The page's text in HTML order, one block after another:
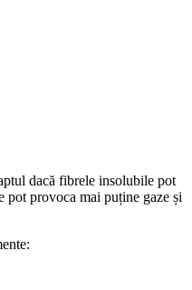
dacă fibrele insolubile pot
pot provoca mai puține gaze și